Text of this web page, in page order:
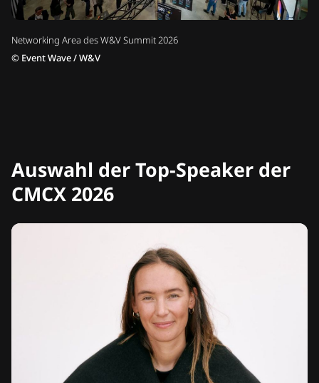
Networking Area des W&V Summit 2026
© Event Wave / W&V
Auswahl der Top-Speaker der
CMCX 2026